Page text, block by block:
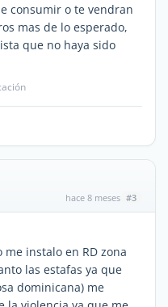
consumir o te vendran
mas de lo esperado,
que no haya sido
hace 8 meses #3
instalo en RD zona
las estafas ya que
dominicana) me